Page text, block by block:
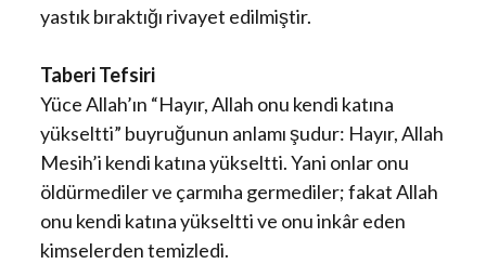
yastık bıraktığı rivayet edilmiştir.
Taberi Tefsiri
Yüce Allah’ın “Hayır, Allah onu kendi katına
yükseltti” buyruğunun anlamı şudur: Hayır, Allah
Mesih’i kendi katına yükseltti. Yani onlar onu
öldürmediler ve çarmıha germediler; fakat Allah
onu kendi katına yükseltti ve onu inkâr eden
kimselerden temizledi.